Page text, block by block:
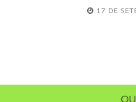
17 DE